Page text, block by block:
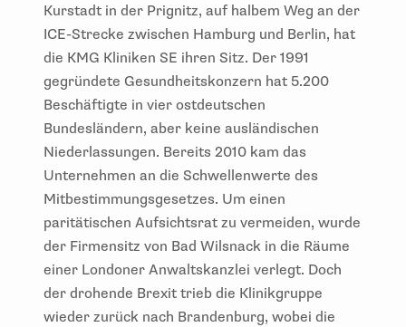
Kurstadt in der Prignitz, auf halbem Weg an der
ICE-Strecke zwischen Hamburg und Berlin, hat
die KMG Kliniken SE ihren Sitz. Der 1991
gegründete Gesundheitskonzern hat 5.200
Beschäftigte in vier ostdeutschen
Bundesländern, aber keine ausländischen
Niederlassungen. Bereits 2010 kam das
Unternehmen an die Schwellenwerte des
Mitbestimmungsgesetzes. Um einen
paritätischen Aufsichtsrat zu vermeiden, wurde
der Firmensitz von Bad Wilsnack in die Räume
einer Londoner Anwaltskanzlei verlegt. Doch
der drohende Brexit trieb die Klinikgruppe
wieder zurück nach Brandenburg, wobei die